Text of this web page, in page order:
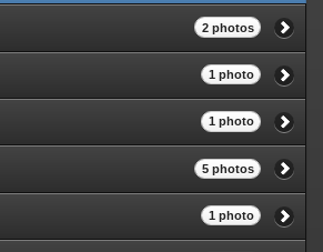
2 photos
1 photo
1 photo
5 photos
1 photo